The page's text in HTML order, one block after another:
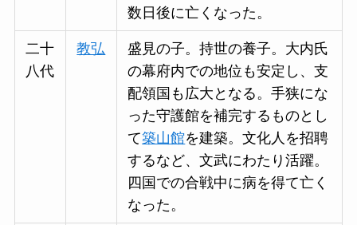
数日後に亡くなった。
二十
八代
教弘
盛見の子。持世の養子。大内氏
の幕府内での地位も安定し、支
配領国も広大となる。手狭にな
った守護館を補完するものとし
て築山館を建築。文化人を招聘
するなど、文武にわたり活躍。
四国での合戦中に病を得て亡く
なった。